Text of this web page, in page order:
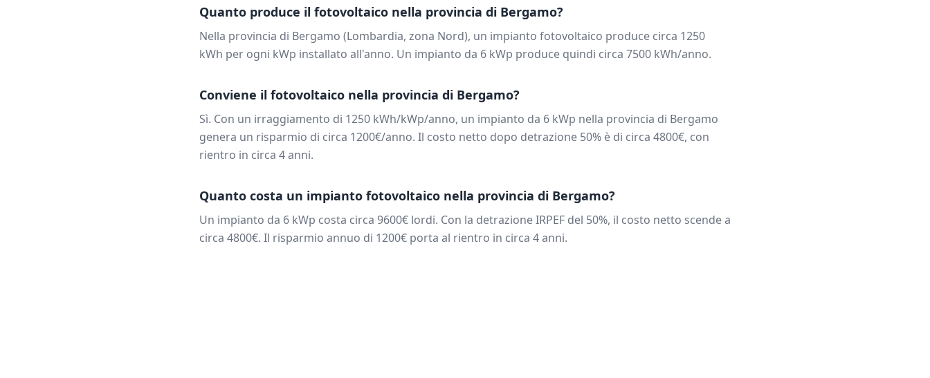
Quanto produce il fotovoltaico nella provincia di Bergamo?
Nella provincia di Bergamo (Lombardia, zona Nord), un impianto fotovoltaico produce circa 1250
kWh per ogni kWp installato all'anno. Un impianto da 6 kWp produce quindi circa 7500 kWh/anno.
Conviene il fotovoltaico nella provincia di Bergamo?
Sì. Con un irraggiamento di 1250 kWh/kWp/anno, un impianto da 6 kWp nella provincia di Bergamo
genera un risparmio di circa 1200€/anno. Il costo netto dopo detrazione 50% è di circa 4800€, con
rientro in circa 4anni.
Quanto costa un impianto fotovoltaico nella provincia di Bergamo?
Un impianto da 6 kWp costa circa 9600€ lordi. Con la detrazione IRPEF del 50%, il costo netto scende a
circa 4800€. Il risparmio annuo di 1200€ porta al rientro in circa 4anni.